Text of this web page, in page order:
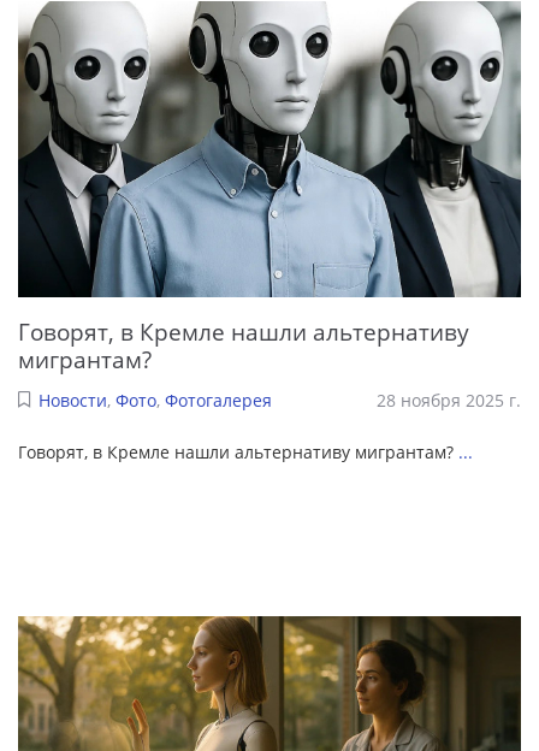
Говорят, в Кремле нашли альтернативу
мигрантам?
Новости, Фото, Фотогалерея 28 ноября 2025 г.
Говорят, в Кремле нашли альтернативу мигрантам? ...